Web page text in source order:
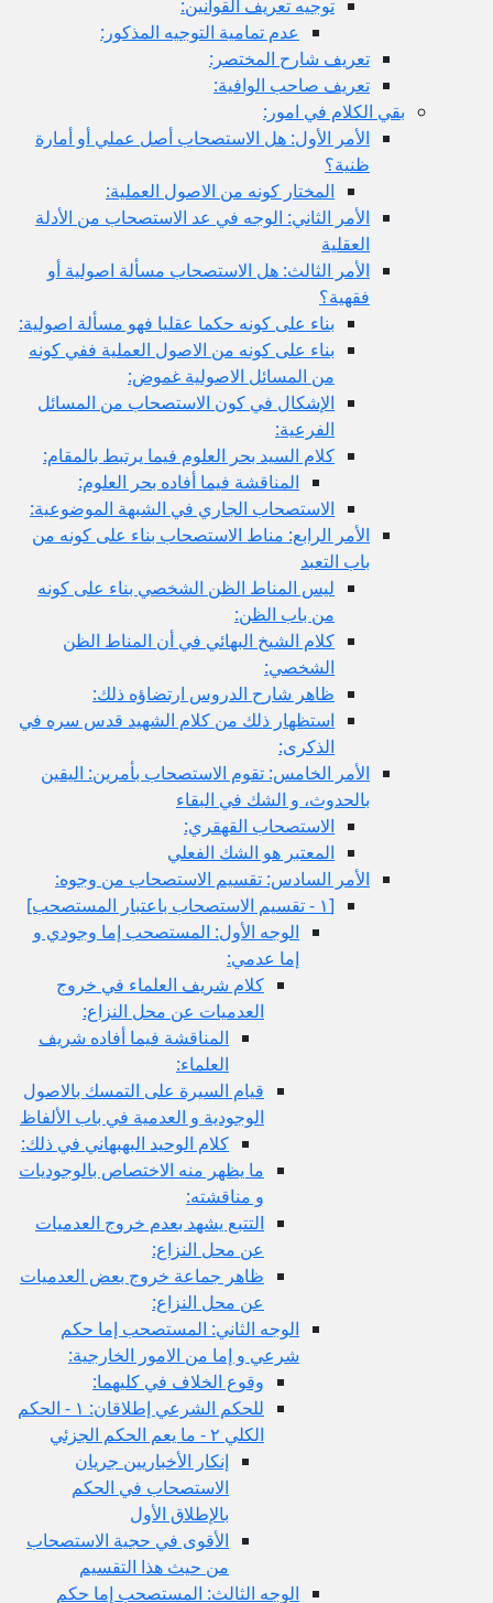
توجيه تعريف القوانين:
عدم تمامية التوجيه المذكور:
تعريف شارح المختصر:
تعريف صاحب الوافية:
بقي الكلام في امور:
الأمر الأول: هل الاستصحاب أصل عملي أو أمارة
ظنية؟
المختار كونه من الاصول العملية:
الأمر الثاني: الوجه في عد الاستصحاب من الأدلة
العقلية
الأمر الثالث: هل الاستصحاب مسألة اصولية أو
فقهية؟
بناء على كونه حكما عقليا فهو مسألة اصولية:
بناء على كونه من الاصول العملية ففي كونه
من المسائل الاصولية غموض:
الإشكال في كون الاستصحاب من المسائل
الفرعية:
كلام السيد بحر العلوم فيما يرتبط بالمقام:
المناقشة فيما أفاده بحر العلوم:
الاستصحاب الجاري في الشبهة الموضوعية:
الأمر الرابع: مناط الاستصحاب بناء على كونه من
باب التعبد
ليس المناط الظن الشخصي بناء على كونه
من باب الظن:
كلام الشيخ البهائي في أن المناط الظن
الشخصي:
ظاهر شارح الدروس ارتضاؤه ذلك:
استظهار ذلك من كلام الشهيد قدس سره في
الذكرى:
الأمر الخامس: تقوم الاستصحاب بأمرين: اليقين
بالحدوث، و الشك في البقاء
الاستصحاب القهقري:
المعتبر هو الشك الفعلي
الأمر السادس: تقسيم الاستصحاب من وجوه:
[١ - تقسيم الاستصحاب باعتبار المستصحب‏]
الوجه الأول: المستصحب إما وجودي و
إما عدمي:
كلام شريف العلماء في خروج
العدميات عن محل النزاع:
المناقشة فيما أفاده شريف
العلماء:
قيام السيرة على التمسك بالاصول
الوجودية و العدمية في باب الألفاظ
كلام الوحيد البهبهاني في ذلك:
ما يظهر منه الاختصاص بالوجوديات
و مناقشته:
التتبع يشهد بعدم خروج العدميات
عن محل النزاع:
ظاهر جماعة خروج بعض العدميات
عن محل النزاع:
الوجه الثاني: المستصحب إما حكم
شرعي و إما من الامور الخارجية:
وقوع الخلاف في كليهما:
للحكم الشرعي إطلاقان: ١ - الحكم
الكلي ٢ - ما يعم الحكم الجزئي
إنكار الأخباريين جريان
الاستصحاب في الحكم
بالإطلاق الأول
الأقوى في حجية الاستصحاب
من حيث هذا التقسيم
الوجه الثالث: المستصحب إما حكم